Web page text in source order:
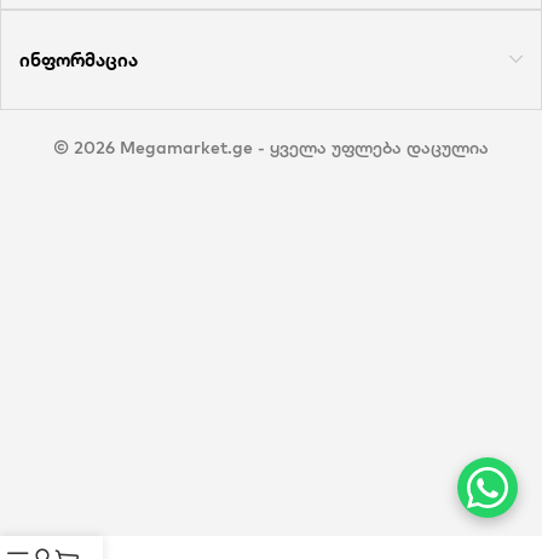
ინფორმაცია
© 2026 Megamarket.ge - ყველა უფლება დაცულია